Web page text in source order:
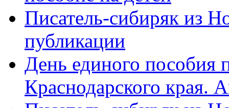
Писатель-сибиряк из
публикации
День единого пособия
Краснодарского края.